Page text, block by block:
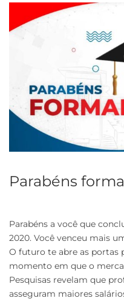
Parabéns
Parabéns a você que
2020. Você venceu mais
O futuro te abre as portas
momento em que o
Pesquisas revelam que
asseguram maiores